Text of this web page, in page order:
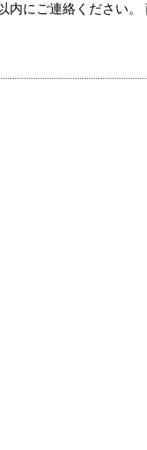
にご連絡ください